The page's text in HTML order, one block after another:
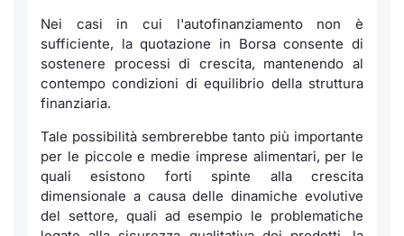
Nei casi in cui l'autofinanziamento non è
sufficiente, la quotazione in Borsa consente di
sostenere processi di crescita, mantenendo al
contempo condizioni di equilibrio della struttura
finanziaria.
Tale possibilità sembrerebbe tanto più importante
per le piccole e medie imprese alimentari, per le
quali esistono forti spinte alla crescita
dimensionale a causa delle dinamiche evolutive
del settore, quali ad esempio le problematiche